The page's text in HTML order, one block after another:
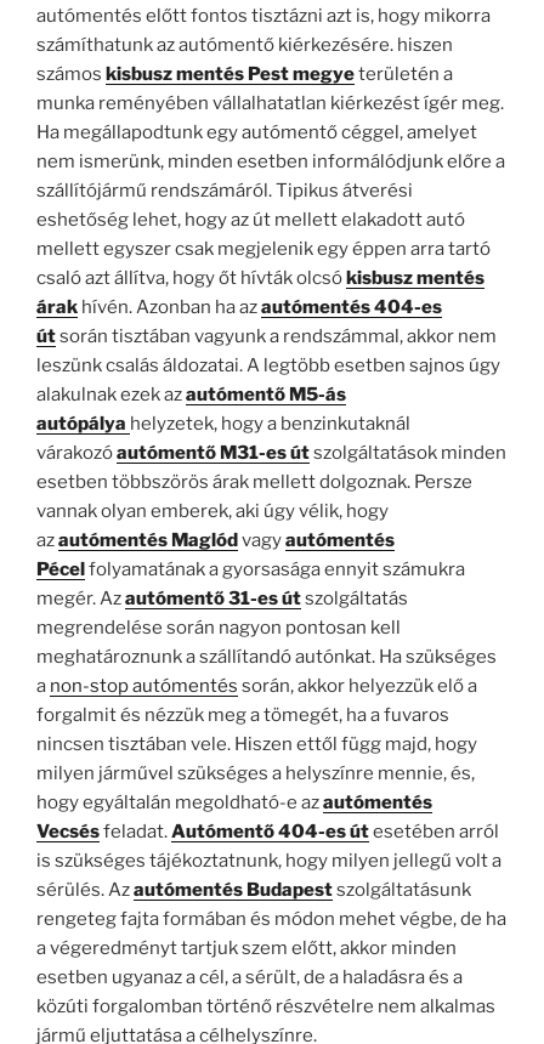
autómentés előtt fontos tisztázni azt is, hogy mikorra
számíthatunk az autómentő kiérkezésére. hiszen
számos kisbusz mentés Pest megyeterületén a
munka reményében vállalhatatlan kiérkezést ígér meg.
Ha megállapodtunk egy autómentő céggel, amelyet
nem ismerünk, minden esetben informálódjunk előre a
szállítójármű rendszámáról. Tipikus átverési
eshetőség lehet, hogy az út mellett elakadott autó
mellett egyszer csak megjelenik egy éppen arra tartó
csaló azt állítva, hogy őt hívták olcsókisbusz mentés
árak hívén. Azonban ha azautómentés 404-es
útsorán tisztában vagyunk a rendszámmal, akkor nem
leszünk csalás áldozatai. A legtöbb esetben sajnos úgy
alakulnak ezek azautómentő M5-ás
autópálya helyzetek, hogy a benzinkutaknál
várakozóautómentő M31-es útszolgáltatások minden
esetben többszörös árak mellett dolgoznak. Persze
vannak olyan emberek, aki úgy vélik, hogy
azautómentés Maglódvagyautómentés
Pécelfolyamatának a gyorsasága ennyit számukra
megér. Azautómentő 31-es útszolgáltatás
megrendelése során nagyon pontosan kell
meghatároznunk a szállítandó autónkat. Ha szükséges
a non-stop autómentés során, akkor helyezzük elő a
forgalmit és nézzük meg a tömegét, ha a fuvaros
nincsen tisztában vele. Hiszen ettől függ majd, hogy
milyen járművel szükséges a helyszínre mennie, és,
hogy egyáltalán megoldható-e azautómentés
Vecsésfeladat.Autómentő 404-es útesetében arról
is szükséges tájékoztatnunk, hogy milyen jellegű volt a
sérülés. Azautómentés Budapestszolgáltatásunk
rengeteg fajta formában és módon mehet végbe, de ha
a végeredményt tartjuk szem előtt, akkor minden
esetben ugyanaz a cél, a sérült, de a haladásra és a
közúti forgalomban történő részvételre nem alkalmas
jármű eljuttatása a célhelyszínre.